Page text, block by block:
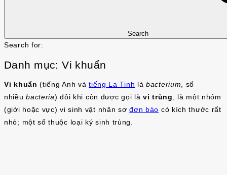
Search
Search for:
Danh mục:Vi khuẩn
Vi khuẩn (tiếng Anh vàtiếng La Tinh làbacterium , số
nhiềubacteria) đôi khi còn được gọi làvi trùng
, là một nhóm
(giới hoặc vực) vi sinh vật nhân sơđơn bào có kích thước rất
nhỏ; một số thuộc loại ký sinh trùng.